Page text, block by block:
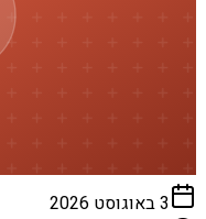
3 באוגוסט 2026